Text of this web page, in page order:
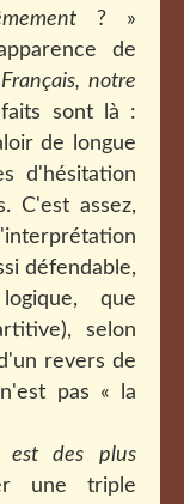
? »
de
notre
sont là :
de longue
d'hésitation
C'est assez,
défendable,
que
selon
revers de
pas « la
est des plus
une triple